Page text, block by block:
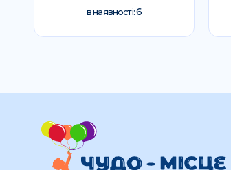
в наявності:6